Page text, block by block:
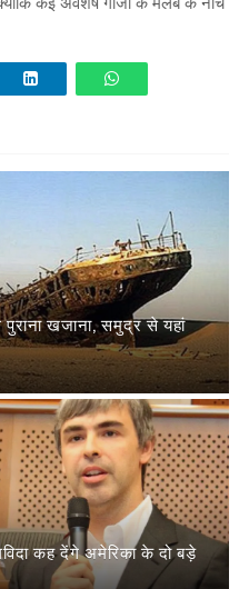
पुराना खजाना, समुद्र से यहां
कह देंगे अमेरिका के दो बड़े